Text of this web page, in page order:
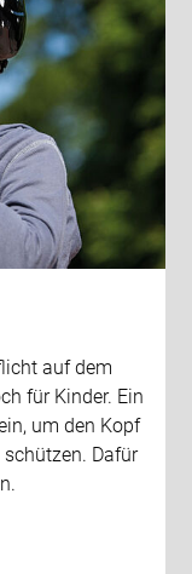
auf dem
für Kinder. Ein
um den Kopf
schützen. Dafür